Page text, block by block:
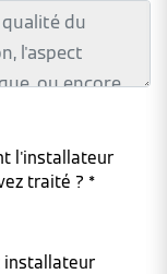
l'installateur
traité ? *
installateur